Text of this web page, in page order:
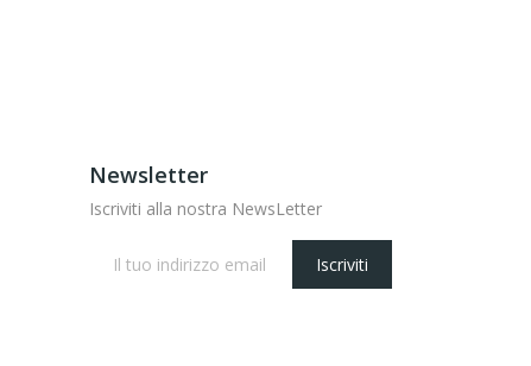
Newsletter
Iscriviti alla nostra NewsLetter
Iscriviti